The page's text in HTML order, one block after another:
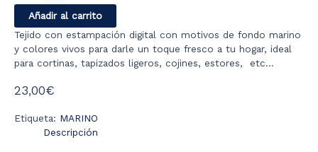
01
cantidad
Añadir al carrito
Tejido con estampación digital con motivos de fondo marino
y colores vivos para darle un toque fresco a tu hogar, ideal
para cortinas, tapizados ligeros, cojines, estores, etc…
23,00€
Etiqueta: MARINO
Descripción